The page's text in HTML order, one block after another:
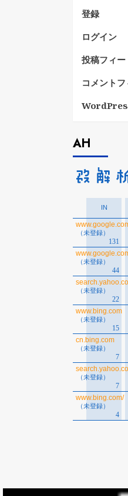
登録
ログイン
投稿フィー
コメント
AH